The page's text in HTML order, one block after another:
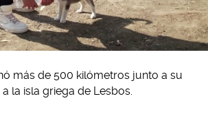
más de 500 kilómetros junto a su
la isla griega de Lesbos.